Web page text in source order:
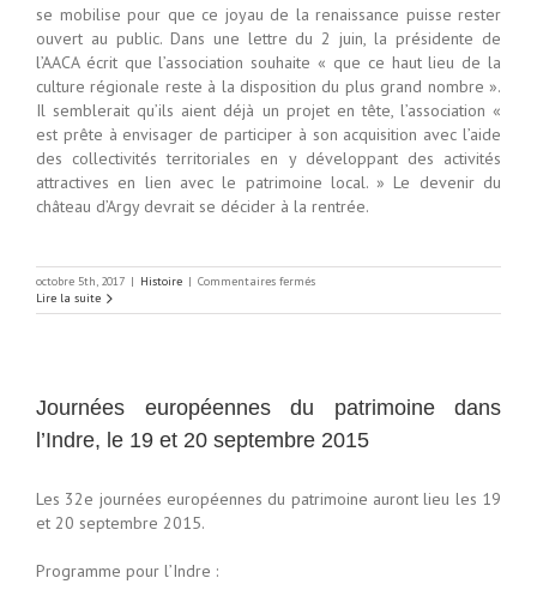
se mobilise pour que ce joyau de la renaissance puisse rester
ouvert au public. Dans une lettre du 2 juin, la présidente de
l’AACA écrit que l’association souhaite « que ce haut lieu de la
culture régionale reste à la disposition du plus grand nombre ».
Il semblerait qu’ils aient déjà un projet en tête, l’association «
est prête à envisager de participer à son acquisition avec l’aide
des collectivités territoriales en y développant des activités
attractives en lien avec le patrimoine local. » Le devenir du
château d’Argy devrait se décider à la rentrée.
octobre 5th, 2017 | Histoire | Commentaires ferméssur
château
Lire la suite
Journées européennes du patrimoine dans
l’Indre, le 19 et 20 septembre 2015
Les 32e journées européennes du patrimoine auront lieu les 19
et 20 septembre 2015.
Programme pour l’Indre :